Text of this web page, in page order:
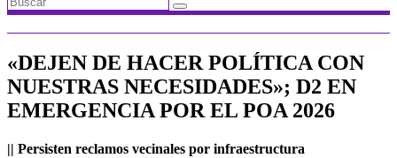
«DEJEN DE HACER POLÍTICA CON
NUESTRAS NECESIDADES»; D2 EN
EMERGENCIA POR EL POA 2026
|| Persisten reclamos vecinales por infraestructura